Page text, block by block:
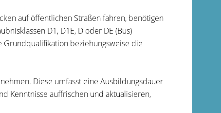
auf öffentlichen Straßen fahren, benötigen
D1, D1E, D oder DE (Bus)
Grundqualifikation beziehungsweise die
Diese umfasst eine Ausbildungsdauer
Kenntnisse auffrischen und aktualisieren,